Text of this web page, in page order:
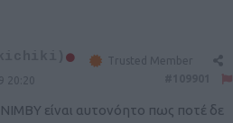
Trusted Member
20:20
είναι αυτονόητο πως ποτέ δε